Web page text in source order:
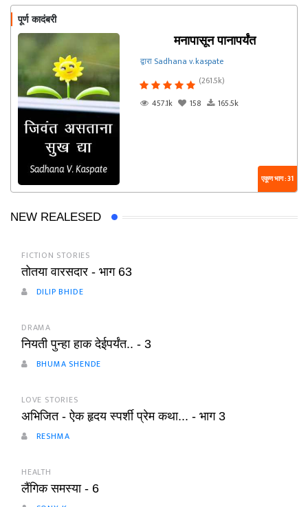
पूर्ण कादंबरी
मनापासून पानापर्यंत
द्वारा Sadhana v. kaspate
(261.5k)
457.1k
158 165.5k
एकूण भाग : 31
NEW REALESED
FICTION STORIES
तोतया वारसदार - भाग 63
DILIP BHIDE
DRAMA
नियती पुन्हा हाक देईपर्यंत.. - 3
BHUMA SHENDE
LOVE STORIES
अभिजित - ऐक हृदय स्पर्शी प्रेम कथा... - भाग 3
RESHMA
HEALTH
लैंगिक समस्या - 6